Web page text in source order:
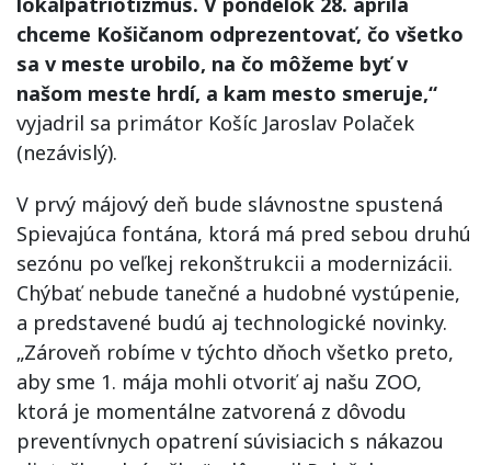
chceme Košičanom odprezentovať, čo všetko
sa v meste urobilo, na čo môžeme byť v
našom meste hrdí, a kam mesto smeruje,“
vyjadril sa primátor Košíc Jaroslav Polaček
(nezávislý).
V prvý májový deň bude slávnostne spustená
Spievajúca fontána, ktorá má pred sebou druhú
sezónu po veľkej rekonštrukcii a modernizácii.
Chýbať nebude tanečné a hudobné vystúpenie,
a predstavené budú aj technologické novinky.
„Zároveň robíme v týchto dňoch všetko preto,
aby sme 1. mája mohli otvoriť aj našu ZOO,
ktorá je momentálne zatvorená z dôvodu
preventívnych opatrení súvisiacich s nákazou